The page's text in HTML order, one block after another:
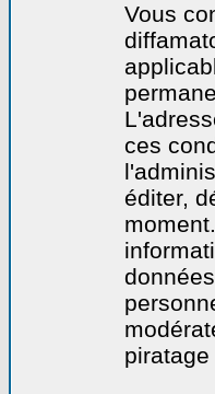
Vous
ces
éditer,